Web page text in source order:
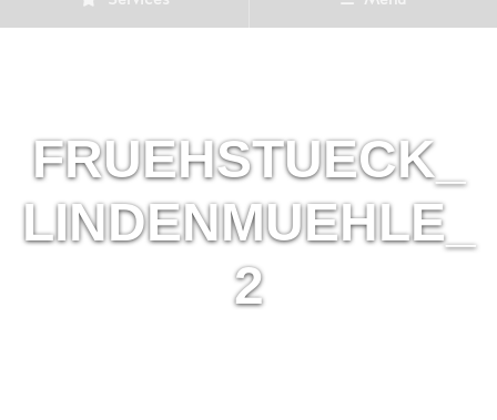
FRUEHSTUECK_
LINDENMUEHLE_
2